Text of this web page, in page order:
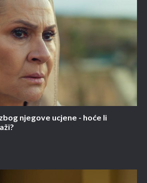
njegove ucjene - hoće li